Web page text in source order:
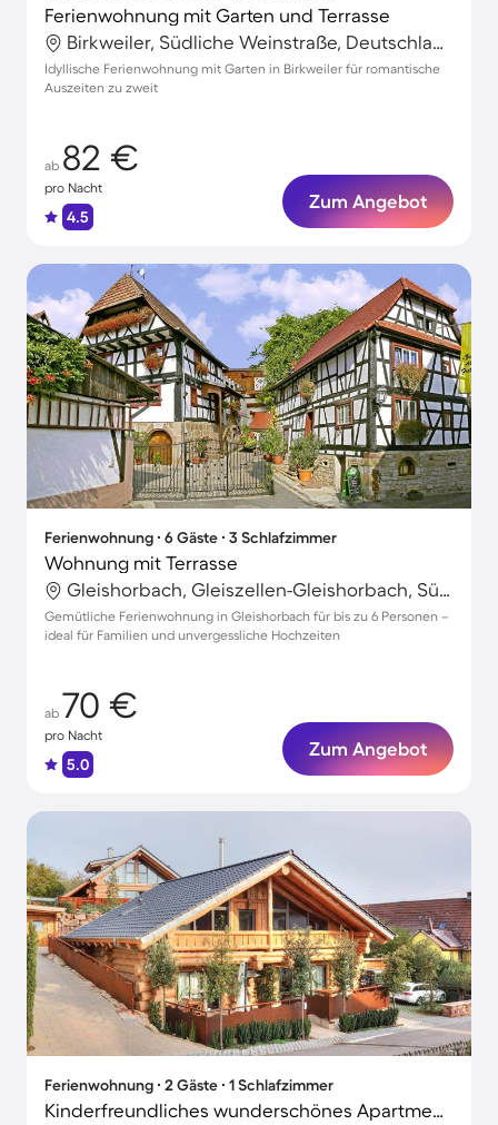
Ferienwohnung mit Garten und Terrasse
Birkweiler, Südliche Weinstraße, Deutschland
Idyllische Ferienwohnung mit Garten in Birkweiler für romantische
Auszeiten zu zweit
ab 82 €
pro Nacht
4.5
Zum Angebot
Ferienwohnung ∙ 6 Gäste ∙ 3 Schlafzimmer
Wohnung mit Terrasse
Gleishorbach, Gleiszellen-Gleishorbach, Südliche Weinstraße
Gemütliche Ferienwohnung in Gleishorbach für bis zu 6 Personen –
ideal für Familien und unvergessliche Hochzeiten
ab 70 €
pro Nacht
5.0
Zum Angebot
Ferienwohnung ∙ 2 Gäste ∙ 1 Schlafzimmer
Kinderfreundliches wunderschönes Apartment mit Terrasse und Sauna